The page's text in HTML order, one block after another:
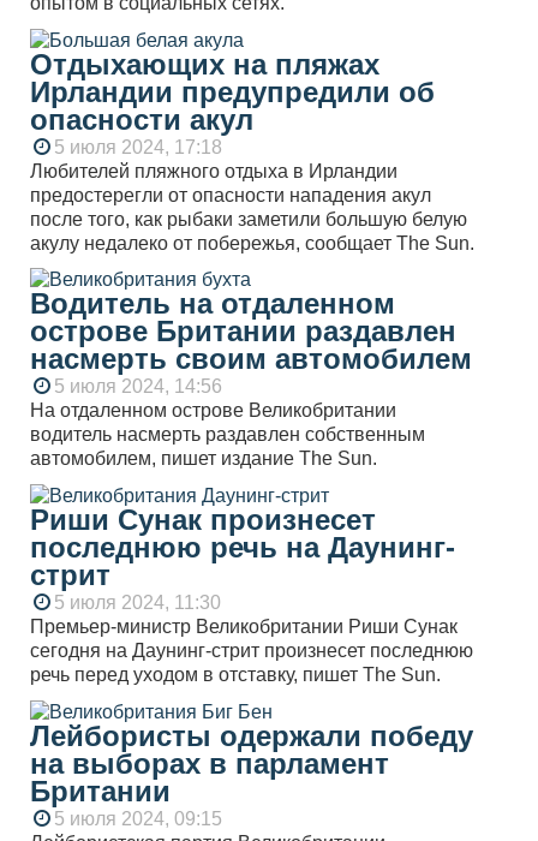
Отдыхающих на пляжах
Ирландии предупредили об
опасности акул
5 июля 2024, 17:18
Любителей пляжного отдыха в Ирландии
предостерегли от опасности нападения акул
после того, как рыбаки заметили большую белую
акулу недалеко от побережья, сообщает The Sun.
Водитель на отдаленном
острове Британии раздавлен
насмерть своим автомобилем
5 июля 2024, 14:56
На отдаленном острове Великобритании
водитель насмерть раздавлен собственным
автомобилем, пишет издание The Sun.
Риши Сунак произнесет
последнюю речь на Даунинг-
стрит
5 июля 2024, 11:30
Премьер-министр Великобритании Риши Сунак
сегодня на Даунинг-стрит произнесет последнюю
речь перед уходом в отставку, пишет The Sun.
Лейбористы одержали победу
на выборах в парламент
Британии
5 июля 2024, 09:15